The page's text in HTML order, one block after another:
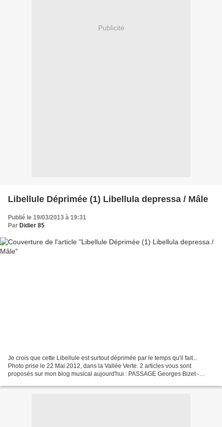
Publicité
Libellule Déprimée (1) Libellula depressa / Mâle
Publié le 19/03/2013 à 19:31
Par Didier 85
Je crois que cette Libellule est surtout déprimée par le temps qu'il fait...
Photo prise le 22 Mai 2012, dans la Vallée Verte. 2 articles vous sont
proposés sur mon blog musical aujourd'hui : PASSAGE Georges Bizet -